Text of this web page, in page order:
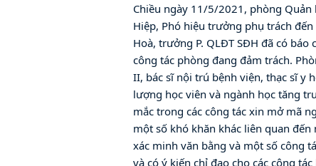
Chiều ngày 11/5/2021, phòng Quản
Hiệp, Phó hiệu trưởng phụ trách
Hoà, trưởng P. QLĐT SĐH đã có
công tác phòng đang đảm trách.
II, bác sĩ nội trú bệnh viện, thạc sĩ y
lượng học viên và ngành học tăng
mắc trong các công tác xin mở mã
một số khó khăn khác liên quan
xác minh văn bằng và một số công
và có ý kiến chỉ đạo cho các công